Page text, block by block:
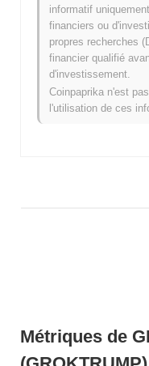
Métriques de
GROKTRUMP se
son ATH .
Comment
au marché crypto
Au cours des 7
sous-performant le
informatif
financiers ou
propres recherches
financier qualifié
d'investissement.
Coinpaprika n'est
l'utilisation de ces